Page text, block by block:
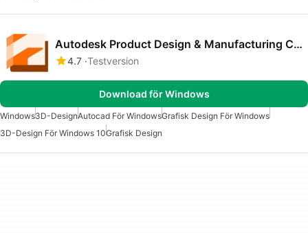
Autodesk Product Design & Manufacturing Collection
4.7 Testversion
Download för Windows
Windows3D-DesignAutocad För WindowsGrafisk Design För Windows
3D-Design För Windows 10Grafisk Design